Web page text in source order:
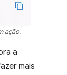
ação.
a
mais